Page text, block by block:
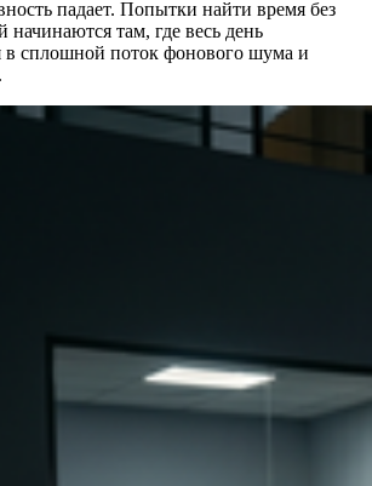
падает. Попытки найти время без
начинаются там, где весь день
в сплошной поток фонового шума и